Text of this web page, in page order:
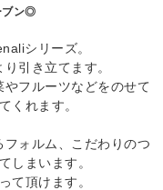
ブン◎
シリーズ。
引き立てます。
フルーツなどをのせて
くれます。
ォルム、こだわりのつ
しまいます。
て頂けます。